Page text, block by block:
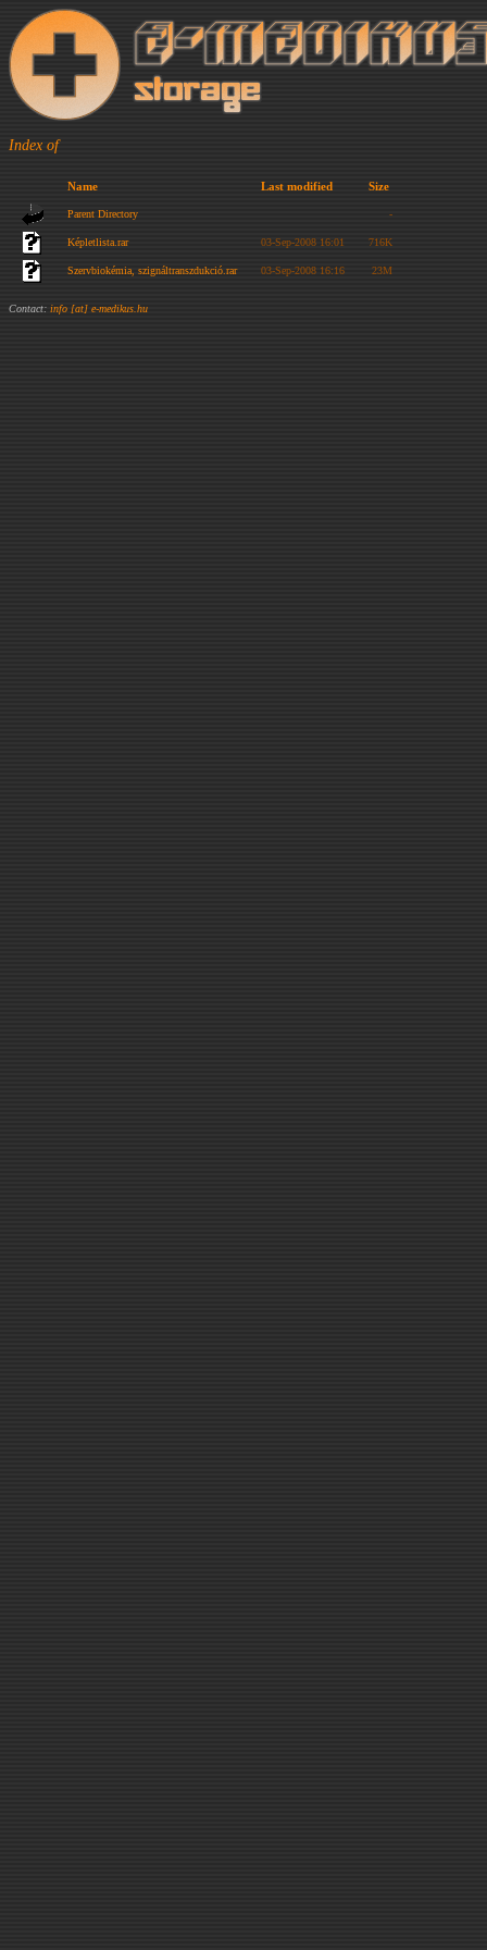
Index of
Name Last modified Size
Parent Directory -
Képletlista.rar 03-Sep-2008 16:01 716K
Szervbiokémia, szignáltranszdukció.rar 03-Sep-2008 16:16 23M
Contact: info [at] e-medikus.hu